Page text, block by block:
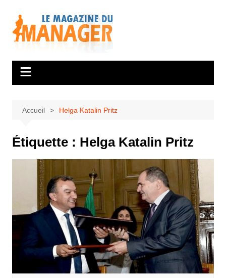
contenu
Accueil Helga Katalin Pritz
Étiquette : Helga Katalin Pritz